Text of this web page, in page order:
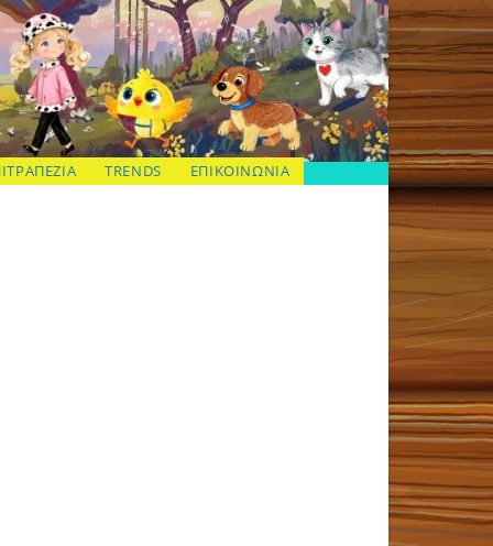
TRENDS ΕΠΙΚΟΙΝΩΝΙΑ